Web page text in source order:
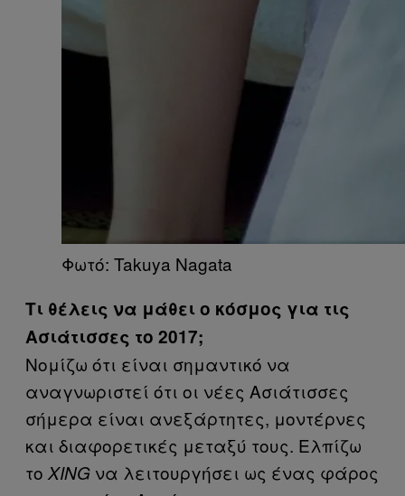
Φωτό: Takuya Nagata
Τι θέλεις να μάθει ο κόσμος για τις
Ασιάτισσες το 2017;
Νομίζω ότι είναι σημαντικό να
αναγνωριστεί ότι οι νέες Ασιάτισσες
σήμερα είναι ανεξάρτητες, μοντέρνες
και διαφορετικές μεταξύ τους. Ελπίζω
το XING να λειτουργήσει ως ένας φάρος